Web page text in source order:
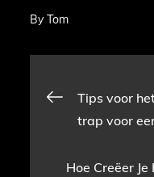
ByTom
Tips voor
trap voor
Hoe Creëer